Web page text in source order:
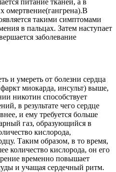
омертвение(гангрена).В
такими симптомами
в пальцах. Затем наступает
заболевание
и умереть от болезни сердца
миокарда, инсульт) выше,
никотин способствует
в результате чего сердце
и ему требуется больше
газ, образующийся в
кислорода,
Таким образом, в то время,
количество кислорода, он его
временно повышает
и учащая сердечный ритм.